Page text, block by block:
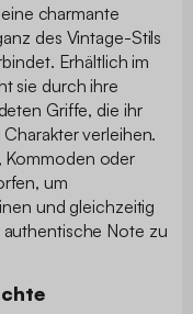
charmante
des Vintage-Stils
Erhältlich im
sie durch ihre
Griffe, die ihr
verleihen.
Kommoden oder
um
und gleichzeitig
Note zu